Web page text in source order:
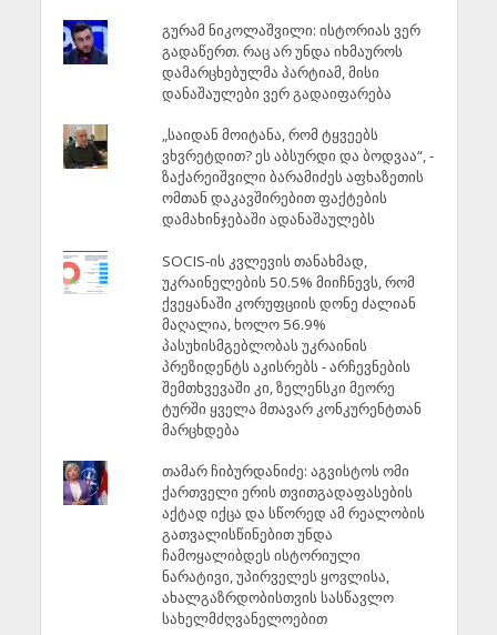
გურამ ნიკოლაშვილი: ისტორიას ვერ
გადაწერთ. რაც არ უნდა იხმაუროს
დამარცხებულმა პარტიამ, მისი
დანაშაულები ვერ გადაიფარება
„საიდან მოიტანა, რომ ტყვეებს
ვხვრეტდით? ეს აბსურდი და ბოდვაა“, -
ზაქარეიშვილი ბარამიძეს აფხაზეთის
ომთან დაკავშირებით ფაქტების
დამახინჯებაში ადანაშაულებს
SOCIS-ის კვლევის თანახმად,
უკრაინელების 50.5% მიიჩნევს, რომ
ქვეყანაში კორუფციის დონე ძალიან
მაღალია, ხოლო 56.9%
პასუხისმგებლობას უკრაინის
პრეზიდენტს აკისრებს - არჩევნების
შემთხვევაში კი, ზელენსკი მეორე
ტურში ყველა მთავარ კონკურენტთან
მარცხდება
თამარ ჩიბურდანიძე: აგვისტოს ომი
ქართველი ერის თვითგადაფასების
აქტად იქცა და სწორედ ამ რეალობის
გათვალისწინებით უნდა
ჩამოყალიბდეს ისტორიული
ნარატივი, უპირველეს ყოვლისა,
ახალგაზრდობისთვის სასწავლო
სახელმძღვანელოებით